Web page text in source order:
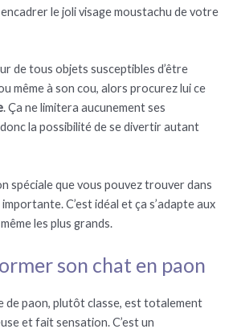
le joli visage moustachu de votre
de tous objets susceptibles d’être
même à son cou, alors procurez lui ce
. Ça ne limitera aucunement ses
la possibilité de se divertir autant
spéciale que vous pouvez trouver dans
C’est idéal et ça s’adapte aux
les plus grands.
son chat en paon
de paon, plutôt classe, est totalement
et fait sensation. C’est un